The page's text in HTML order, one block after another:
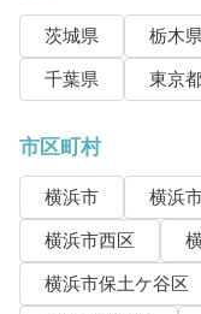
茨城県 栃木
千葉県
東京
市区町村
横浜市 横浜
横浜市西区
横浜市保土ケ谷区